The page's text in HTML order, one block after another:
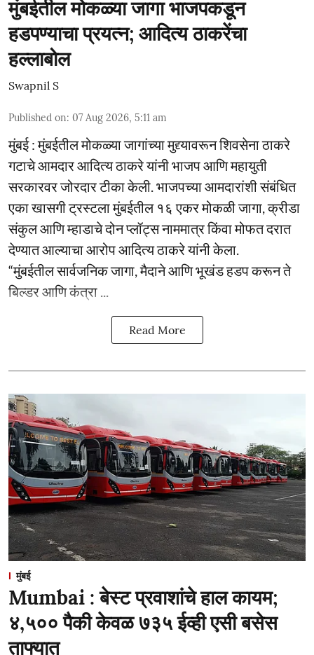
मुंबईतील मोकळ्या जागा भाजपकडून
हडपण्याचा प्रयत्न; आदित्य ठाकरेंचा
हल्लाबोल
Swapnil S
Published on: 07 Aug 2026, 5:11 am
मुंबई : मुंबईतील मोकळ्या जागांच्या मुद्द्यावरून शिवसेना ठाकरे
गटाचे आमदार आदित्य ठाकरे यांनी भाजप आणि महायुती
सरकारवर जोरदार टीका केली. भाजपच्या आमदारांशी संबंधित
एका खासगी ट्रस्टला मुंबईतील १६ एकर मोकळी जागा, क्रीडा
संकुल आणि म्हाडाचे दोन प्लॉट्स नाममात्र किंवा मोफत दरात
देण्यात आल्याचा आरोप आदित्य ठाकरे यांनी केला.
“मुंबईतील सार्वजनिक जागा, मैदाने आणि भूखंड हडप करून ते
बिल्डर आणि कंत्रा ...
Read More
मुंबई
Mumbai : बेस्ट प्रवाशांचे हाल कायम;
४,५०० पैकी केवळ ७३५ ईव्ही एसी बसेस
ताफ्यात